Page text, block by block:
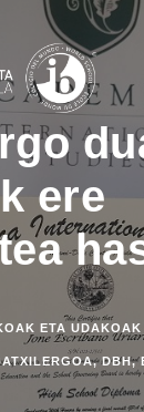
ere
ETA UDAKOAK
, DBH,